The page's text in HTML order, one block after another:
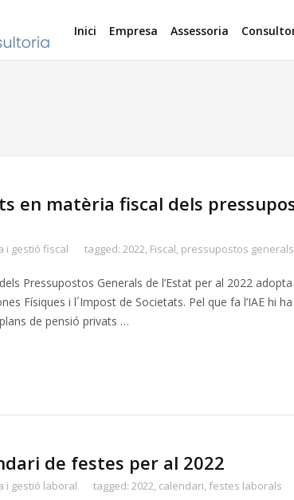
Inici Empresa Assessoria
en matèria fiscal dels
i gestió fiscal tagged: 2022, Fiscal, pressupostos generals
Pressupostos Generals de l’Estat per al 2022
Físiques i l´Impost de Societats. Pel que fa l’IAE hi
de pensió privats …
de festes per al 2022
i gestió laboral tagged: 2022, calendari, festes laborals